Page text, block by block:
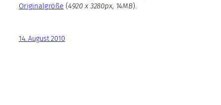
Originalgröße (4920 x 3280px, 14MB).
14. August 2010